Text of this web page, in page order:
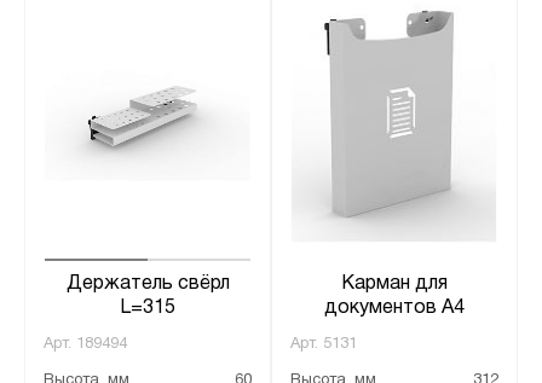
Держатель свёрл
L=315
Арт. 189494
Высота, мм
60
Карман для
документов А4
Арт. 5131
Высота, мм
312